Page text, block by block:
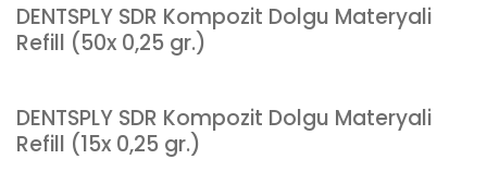
DENTSPLY SDR Kompozit Dolgu Materyali
Refill (50x 0,25 gr.)
DENTSPLY SDR Kompozit Dolgu Materyali
Refill (15x 0,25 gr.)